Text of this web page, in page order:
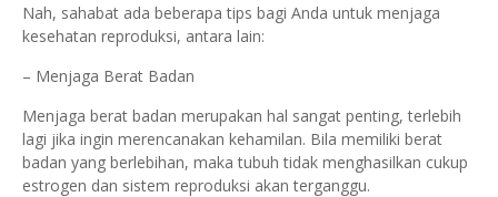
Nah, sahabat ada beberapa tips bagi Anda untuk menjaga
kesehatan reproduksi, antara lain:
– Menjaga Berat Badan
Menjaga berat badan merupakan hal sangat penting, terlebih
lagi jika ingin merencanakan kehamilan. Bila memiliki berat
badan yang berlebihan, maka tubuh tidak menghasilkan cukup
estrogen dan sistem reproduksi akan terganggu.